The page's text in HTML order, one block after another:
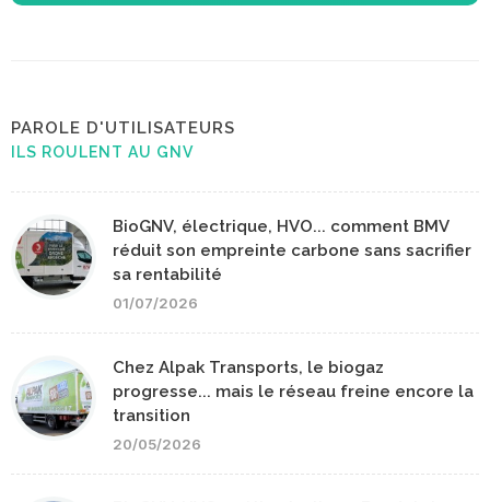
PAROLE D'UTILISATEURS
ILS ROULENT AU GNV
BioGNV, électrique, HVO... comment BMV
réduit son empreinte carbone sans sacrifier
sa rentabilité
01/07/2026
Chez Alpak Transports, le biogaz
progresse... mais le réseau freine encore la
transition
20/05/2026